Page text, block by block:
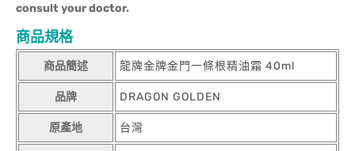
consult your doctor.
商品規格
商品簡述 龍牌金牌金門一條根精油霜 40ml
品牌 DRAGON GOLDEN
原產地 台灣